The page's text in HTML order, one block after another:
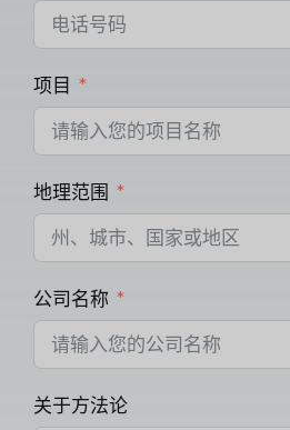
项目
地理范围
公司名称
关于方法论